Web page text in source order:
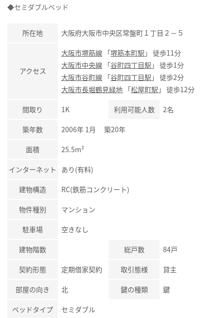
◆セミダブルベッド
所在地 大阪府大阪市中央区常盤町１丁目２－５
アクセス
大阪市堺筋線 「堺筋本町駅 」 徒歩11分
大阪市中央線 「谷町四丁目駅 」 徒歩1分
大阪市谷町線 「谷町四丁目駅 」 徒歩2分
大阪市長堀鶴見緑地 「松屋町駅 」 徒歩12分
間取り 1K 利用可能人数 2名
築年数 2006年 1月 築20年
面積 25.5m²
インターネット あり(有料)
建物構造 RC(鉄筋コンクリート)
物件種別 マンション
駐車場 空きなし
建物階数 総戸数 84戸
契約形態 定期借家契約 取引態様 貸主
部屋の向き 北 鍵の種類 鍵
ベッドタイプ セミダブル